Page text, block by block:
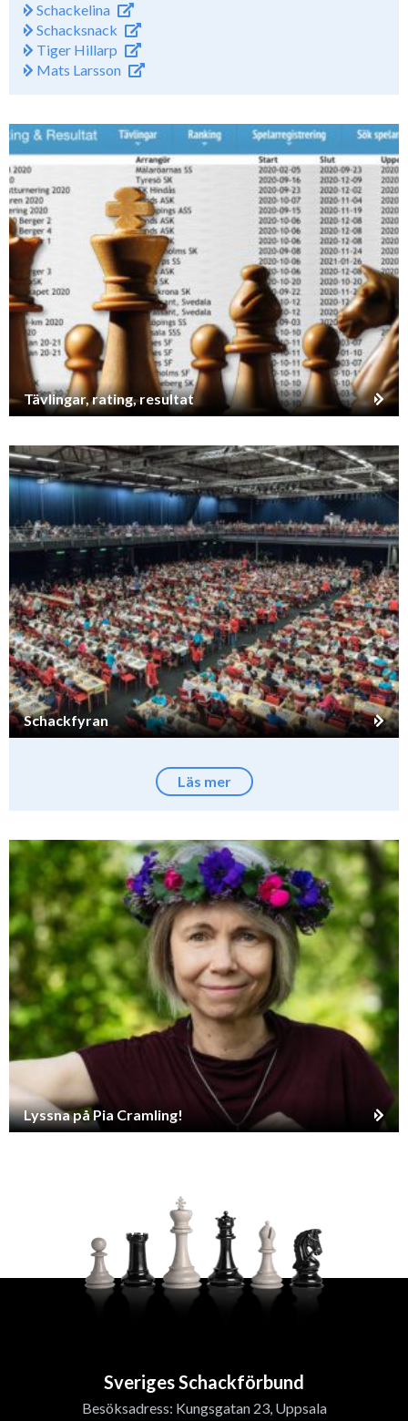
Schackelina
Schacksnack
Tiger Hillarp
Mats Larsson
Tävlingar, rating, resultat
Schackfyran
Läs mer
Lyssna på Pia Cramling!
Sveriges Schackförbund
Besöksadress: Kungsgatan 23, Uppsala